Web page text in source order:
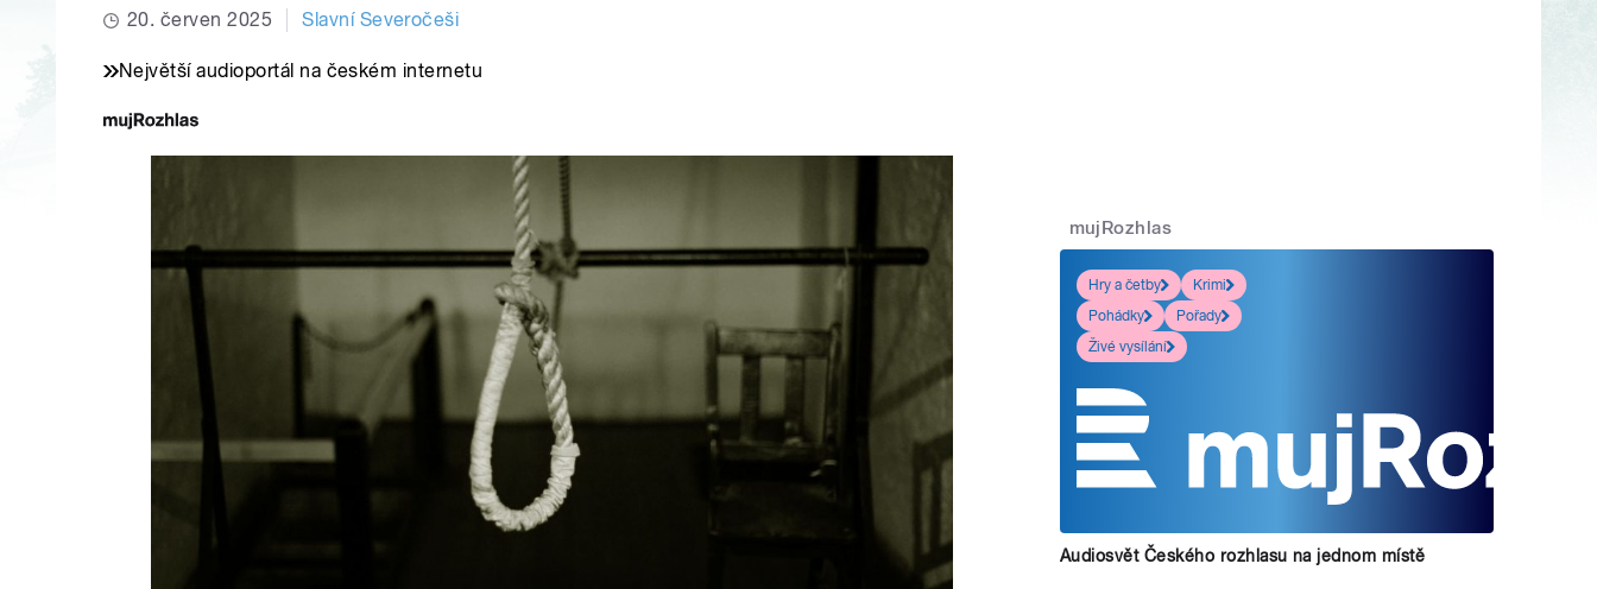
20. červen 2025 Slavní Severočeši
Největší audioportál na českém internetu
mujRozhlas
Hry a četby
Krimi
Pohádky
Pořady
Živé vysílání
Audiosvět Českého rozhlasu na jednom místě